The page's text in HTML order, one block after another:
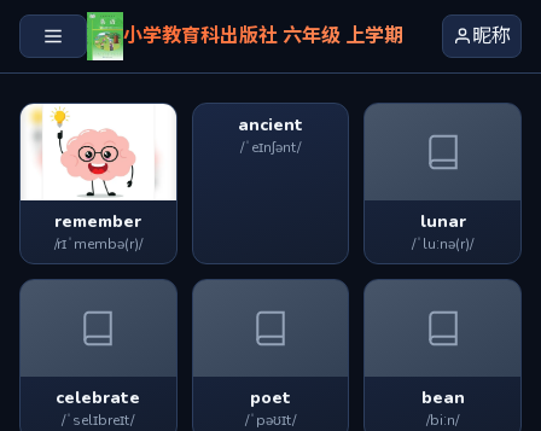
小学教育科出版社 六年级 上学期 昵称
remember
/rɪˈmembə(r)/
ancient
/ˈeɪnʃənt/
lunar
/ˈluːnə(r)/
celebrate
/ˈselɪbreɪt/
poet
/ˈpəʊɪt/
bean
/biːn/